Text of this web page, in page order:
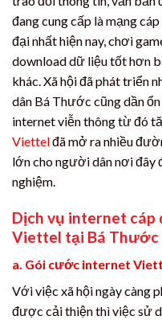
đang cung cấp là mạng
đại nhất hiện nay, chơi
download dữ liệu tốt hơn
khác. Xã hội đã phát triển
dân Bá Thước cũng dần
internet viễn thông từ đó
Viettelđã mở ra nhiều
lớn cho người dân nơi
nghiệm.
Dịch vụ internet cáp
Viettel tại Bá Thước
a. Gói cước internet
Với việc xã hội ngày càng
được cải thiện thì việc sử